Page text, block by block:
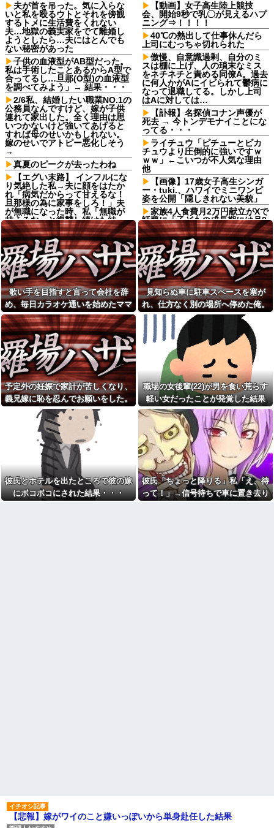
夫が首を吊った。気に入らな
いと私を殴るウトとそれを傍観
するトメに生活費をくれない
夫…地獄の義実家をでて離婚し
ようとしたら…夫にはとんでも
ない秘密があった
子供の血液型がAB型だった。
私は手術したことあるからA型で
合ってるし…旦那(O型)の血液型
を調べてみよう」→ 結果・・・
2/6私、結婚したい職業NO.1の
公務員なんですけど、嫁が子供
連れて家出した。全く理由は思
いつかないけど強いてあげると
すれば母のせいかもしれない。
嫁のせいでアトピー悪化しそう
→
真夏のピークが去ったわね
【エグい末路】 インフルにな
り気絶した私→夫に顔をはたか
れ「病気だからって甘えるな！
旦那様の為に家事をしろ！」夫
が無職になった時、私「無職が
甘えるな」と復讐し続けた結
果…
長男嫁が「お姉ちゃん助け
て」と電話してきた。バカトメ
が、雪の中うちの息子に会いに
来ようとしたらしく...
母「おばあちゃんが従兄弟と
結婚させようとしてる」私「ち
ょうどいい、その話利用する
わ」→3日後にまさかの展開…
日産e-power、無給油で
1980km走行しギネス記録を達
成！→山頂から下ってるだけで
した…
【悲報】女さん、歩行者を轢
いた挙句、道路に倒れてどえら
いことになってしまうw w w w
w w w
【悲報画像】イキリたい年頃
の中学生さん、和彫を入れて人
生終了へ←これw w w w w w
【画像】寺田心さん(18)が筋ト
レした結果ｗｗｗｗｗｗｗｗｗ
ｗｗｗｗｗｗｗｗｗｗ
【悲報】「美人すぎる県警本
部長」失職ｗｗｗｗｗｗｗｗｗ
友人の結婚式へ向かう日に、
トメから車を出せと要求され
た。断っただけなのに大騒ぎに
なってしまい…
私「初めて飲む味だけどなん
のお茶？」彼「ちっ！」私「」
【動画】女子高生陸上競技
会、開始9秒で乳〇が見えるハプ
ニング⇒！！！！
40℃の熱出して仕事休んだら
上司にむっちゃ切れられた
傲慢、自意識過剰、自分のミ
スは棚に上げ、人の瑣末なミス
をネチネチと責める同僚A。過去
に何人かがAにイビられて鬱病に
なって退職してる。しかし上司
はAに対しては…
【訃報】名探偵コナン声優が
死去 → 今トンデモナイことにな
ってる・・・
ライチュウ「ピチューとピカ
チュウより圧倒的に強いですｗ
ｗｗ」←こいつが不人気な理由
他
【画像】17歳女子高生シンガ
ー・tuki.、ハワイでミニワンピ
姿を公開「隠しきれない美貌」
家族4人食費月2万円献立がXで
話題に「子どもの成長期には月8
万円は必要」「業務スーパー活
用なら可能かも」
チャーハンに入れたら美味し
いもの
職場のインカムで自分の名前
すらろくに聞いてないおバカ同
僚降臨ｗｗ結婚改姓で「ミヤモ
トさん」になった途端に普通に
返答＆謎の感謝を述べてきて草
wwwww
【愚行】試食会で恋に落ちた
彼女に嘘で絡んだ結果、職場と
人生が大修羅場にｗｗｗｗ
幼稚園の姪(兄夫婦が同居)が友
達の物を持ち帰ってきたり、大
きくなって私の服を勝手に自分
サイズに切って着たりと色々酷
かったので、早々に実家を出た
→夫と建てた新築の家に…
彼女とレストランに行って、
俺がソファーに座ったら彼女が
「えっ？」という顔に。俺「ソ
ファーになんかついてた？」彼
女「いや、別に…」→食事後、
彼女から…
実家に住んでる兄から「盆に
泊まりに来るなら嫁と子供に菓
子のひとつでも持ってきてよ」
って言われた。自分の実家に帰
るのに手土産なんて考えたこと
歌い手を目指すと言って会社を辞
め、毎日カラオケ通いを始めたママ
友。嫌な予感は見事に当たってしま
い…
見知らぬ車に駐車スペースを塞が
れ、仕方なく別の場所へ停めた俺。
気づけばパトカーまで来る騒ぎにな
予定外の妊娠で家計が苦しくなり、
義兄嫁に恥を忍んでお願いをした。
その返事が予想外すぎて…
職場の女後輩(22)が男を食い荒らす
軽い女だったことが発覚した結果
彼氏とホテルを出たところで彼の嫁
にボコボコにされた結果・・・
彼氏「ちょっと降りる」私「え、待
って！」→信号待ちで車に置き去り
【悲報】嫁がワイのこと嫌いっぽいから単身赴任した結果